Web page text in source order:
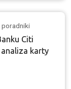
poradniki
Citi
karty